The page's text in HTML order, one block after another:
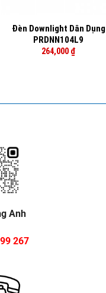
Đèn Downlight Dân Dụng
PRDNN104L9
264,000 ₫
Anh
267